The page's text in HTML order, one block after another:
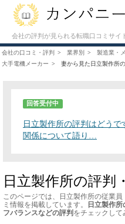
会社の評判が見られる転職口コミサイ
会社の口コミ・評判 業界別 製造業・
大手電機メーカー
妻から見た日立製作所
回答受付中
日立製作所の評判はどう
関係について語り…
日立製作所の評判
このページでは、日立製作所の従業
ミ情報を掲載しています。
日立製作
フバランスなどの評判 をチェックして